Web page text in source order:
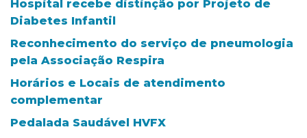
Hospital recebe distinção por Projeto de
Diabetes Infantil
Reconhecimento do serviço de pneumologia
pela Associação Respira
Horários e Locais de atendimento
complementar
Pedalada Saudável HVFX